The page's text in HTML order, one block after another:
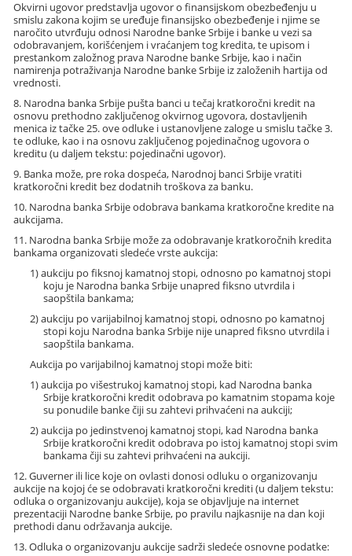
Okvirni ugovor predstavlja ugovor o finansijskom obezbeđenju u
smislu zakona kojim se uređuje finansijsko obezbeđenje i njime se
naročito utvrđuju odnosi Narodne banke Srbije i banke u vezi sa
odobravanjem, korišćenjem i vraćanjem tog kredita, te upisom i
prestankom založnog prava Narodne banke Srbije, kao i način
namirenja potraživanja Narodne banke Srbije iz založenih hartija od
vrednosti.
8. Narodna banka Srbije pušta banci u tečaj kratkoročni kredit na
osnovu prethodno zaključenog okvirnog ugovora, dostavljenih
menica iz tačke 25. ove odluke i ustanovljene zaloge u smislu tačke 3.
te odluke, kao i na osnovu zaključenog pojedinačnog ugovora o
kreditu (u daljem tekstu: pojedinačni ugovor).
9. Banka može, pre roka dospeća, Narodnoj banci Srbije vratiti
kratkoročni kredit bez dodatnih troškova za banku.
10. Narodna banka Srbije odobrava bankama kratkoročne kredite na
aukcijama.
11. Narodna banka Srbije može za odobravanje kratkoročnih kredita
bankama organizovati sledeće vrste aukcija:
1) aukciju po fiksnoj kamatnoj stopi, odnosno po kamatnoj stopi
koju je Narodna banka Srbije unapred fiksno utvrdila i
saopštila bankama;
2) aukciju po varijabilnoj kamatnoj stopi, odnosno po kamatnoj
stopi koju Narodna banka Srbije nije unapred fiksno utvrdila i
saopštila bankama.
Aukcija po varijabilnoj kamatnoj stopi može biti:
1) aukcija po višestrukoj kamatnoj stopi, kad Narodna banka
Srbije kratkoročni kredit odobrava po kamatnim stopama koje
su ponudile banke čiji su zahtevi prihvaćeni na aukciji;
2) aukcija po jedinstvenoj kamatnoj stopi, kad Narodna banka
Srbije kratkoročni kredit odobrava po istoj kamatnoj stopi svim
bankama čiji su zahtevi prihvaćeni na aukciji.
12. Guverner ili lice koje on ovlasti donosi odluku o organizovanju
aukcije na kojoj će se odobravati kratkoročni krediti (u daljem tekstu:
odluka o organizovanju aukcije), koja se objavljuje na internet
prezentaciji Narodne banke Srbije, po pravilu najkasnije na dan koji
prethodi danu održavanja aukcije.
13. Odluka o organizovanju aukcije sadrži sledeće osnovne podatke: